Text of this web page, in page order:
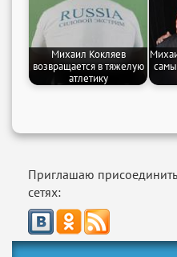
Михаил Кокляев
возвращается в тяжелую
атлетику
Приглашаю
сетях: